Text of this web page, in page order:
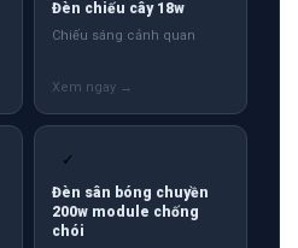
Đèn chiếu cây 18w
Chiếu sáng cảnh quan
✓
Đèn sân bóng chuyền
200w module chống
chói